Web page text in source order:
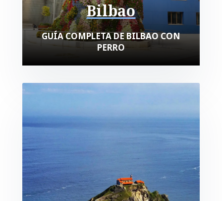
Bilbao
GUÍA COMPLETA DE BILBAO CON
PERRO